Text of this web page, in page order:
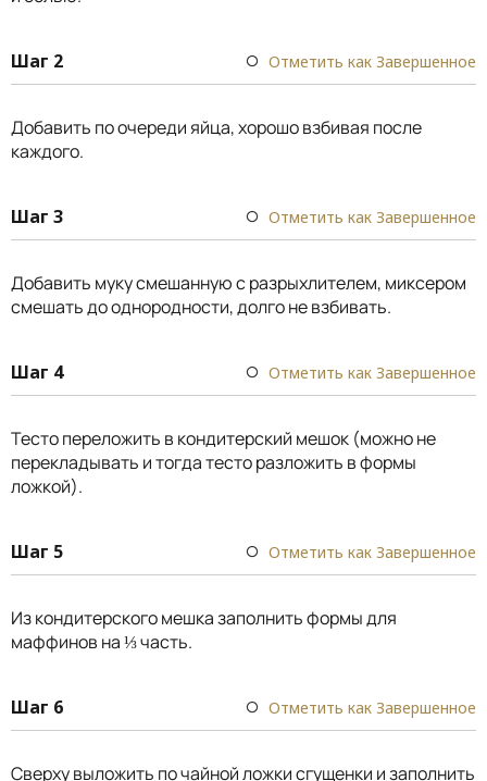
Шаг 2 Отметить как Завершенное
Добавить по очереди яйца, хорошо взбивая после
каждого.
Шаг 3 Отметить как Завершенное
Добавить муку смешанную с разрыхлителем, миксером
смешать до однородности, долго не взбивать.
Шаг 4 Отметить как Завершенное
Тесто переложить в кондитерский мешок (можно не
перекладывать и тогда тесто разложить в формы
ложкой).
Шаг 5 Отметить как Завершенное
Из кондитерского мешка заполнить формы для
маффинов на ⅓ часть.
Шаг 6 Отметить как Завершенное
Сверху выложить по чайной ложки сгущенки и заполнить